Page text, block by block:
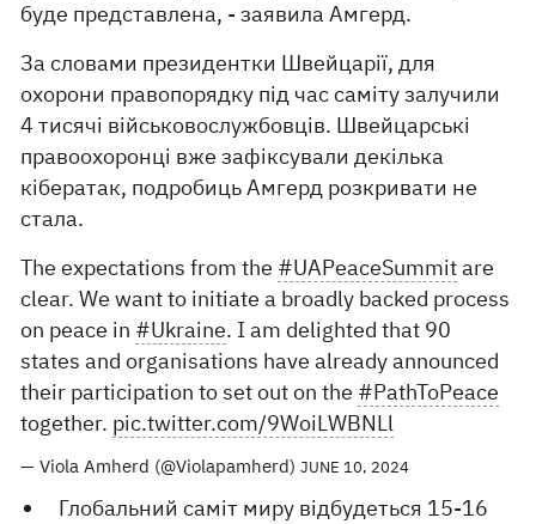
буде представлена, - заявила Амгерд.
За словами президентки Швейцарії, для
охорони правопорядку під час саміту залучили
4 тисячі військовослужбовців. Швейцарські
правоохоронці вже зафіксували декілька
кібератак, подробиць Амгерд розкривати не
стала.
The expectations from the #UAPeaceSummitare
clear. We want to initiate a broadly backed process
on peace in #Ukraine. I am delighted that 90
states and organisations have already announced
their participation to set out on the #PathToPeace
together. pic.twitter.com/9WoiLWBNLl
— Viola Amherd (@Violapamherd)JUNE 10, 2024
Глобальний саміт миру відбудеться 15-16